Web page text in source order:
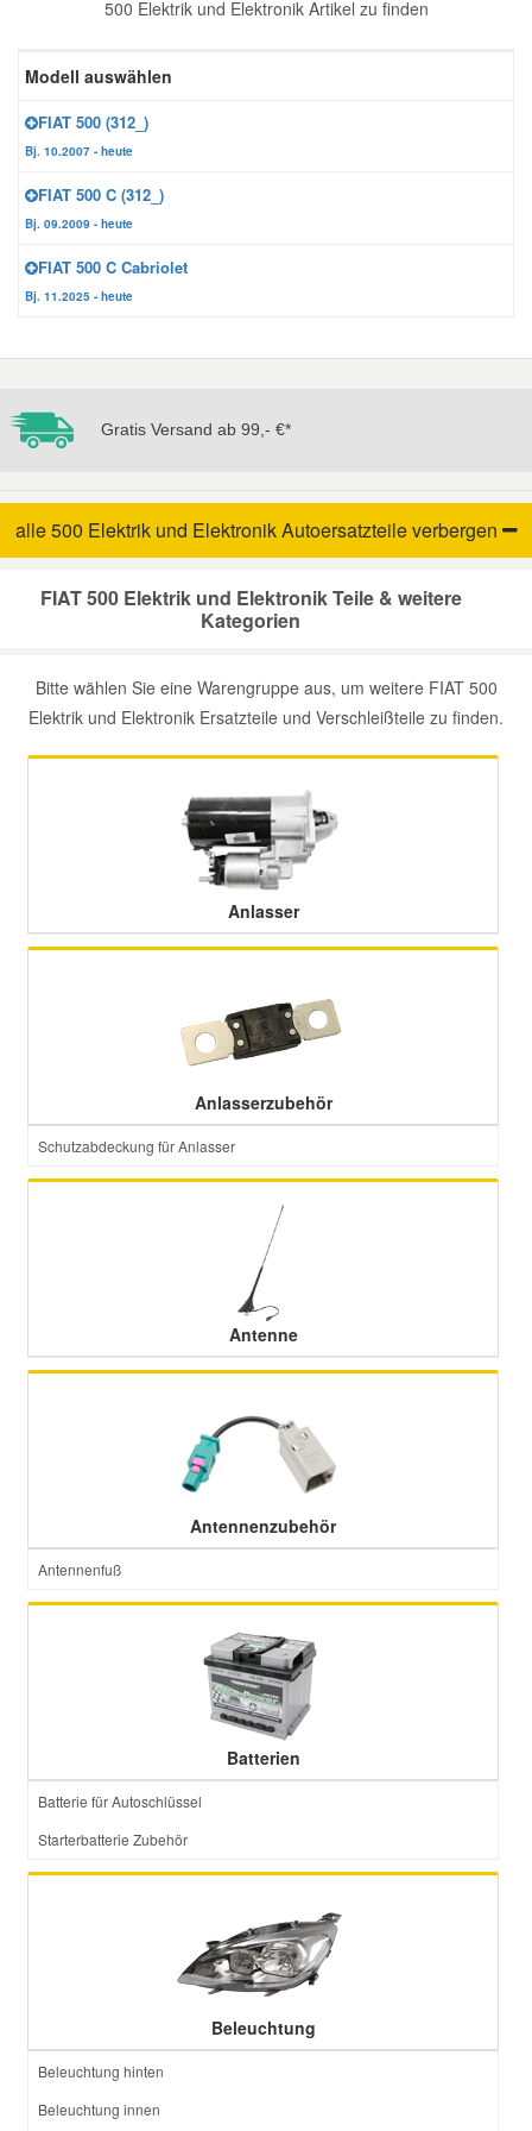
500 Elektrik und Elektronik Artikel zu finden
Modell auswählen
FIAT 500 (312_)
Bj. 10.2007 - heute
FIAT 500 C (312_)
Bj. 09.2009 - heute
FIAT 500 C Cabriolet
Bj. 11.2025 - heute
Gratis Versand ab 99,- €*
alle 500 Elektrik und Elektronik Autoersatzteileverbergen
FIAT 500 Elektrik und Elektronik Teile & weitere
Kategorien
Bitte wählen Sie eine Warengruppe aus, um weitere FIAT 500
Elektrik und Elektronik Ersatzteile und Verschleißteile zu finden.
Anlasser
Anlasserzubehör
Schutzabdeckung für Anlasser
Antenne
Antennenzubehör
Antennenfuß
Batterien
Batterie für Autoschlüssel
Starterbatterie Zubehör
Beleuchtung
Beleuchtung hinten
Beleuchtung innen
Zündanlage und Glühanlage
Kia Ersatzteile
Mini Ersatzteile
Nissan Ersatzteile
Skoda Ersatzteile
Smart Ersatzteile